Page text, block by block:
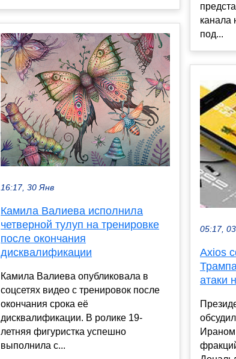
16:17, 30 Янв
Камила Валиева исполнила
четверной тулуп на тренировке
после окончания
дисквалификации
Камила Валиева опубликовала в
соцсетях видео с тренировок после
окончания срока её
дисквалификации. В ролике 19-
летняя фигуристка успешно
выполнила с...
канала
под...
05:17,
Axios
атаки
Ираном